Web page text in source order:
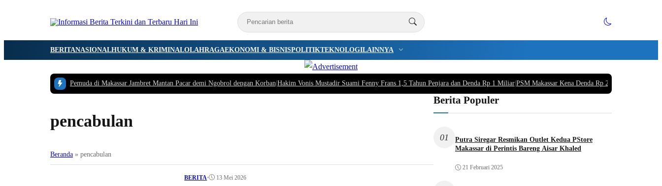
BERITANASIONALHUKUM & KRIMINALOLAHRAGAEKONOMI & BISNISPOLITIKTEKNOLOGILAINNYA
Pemuda di Makassar Jambret Mantan Pacar demi Ngobrol dengan Korban Hakim Vonis Mustadir Suami Fenny Frans 1,5 Tahun Penjara dan Denda Rp 1 Miliar| PSM Makassar Kena Denda Rp 220 Juta Buntut
pencabulan
Beranda » pencabulan
BERITA• 13 Mei 2026
Berita Populer
01
Putra Siregar Resmikan Outlet Kedua PStore
Makassar di Perintis Bareng Aisar Khaled
21 Februari 2025